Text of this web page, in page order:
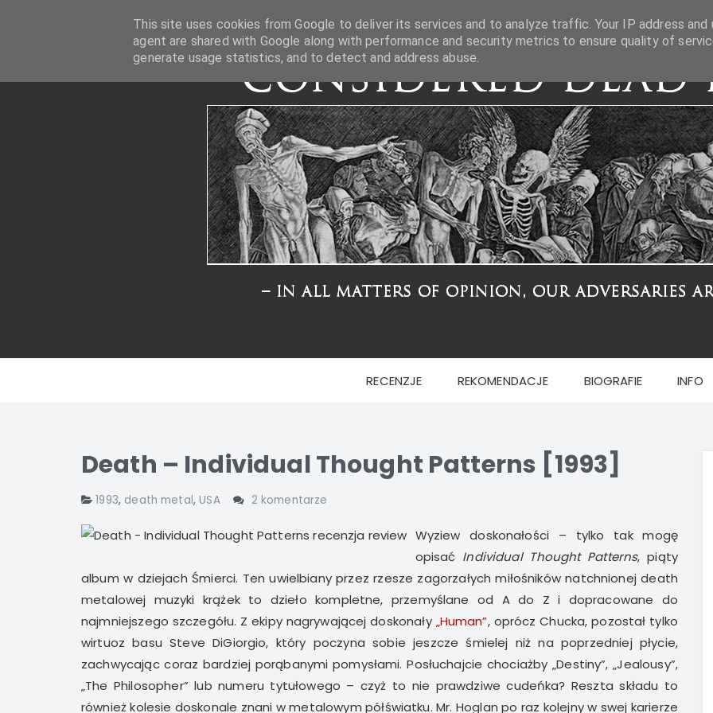
RECENZJE REKOMENDACJE BIOGRAFIE INFO
Death – Individual Thought Patterns [1993]
1993, death metal, USA 2 komentarze
Wyziew doskonałości – tylko tak mogę
opisać Individual Thought Patterns, piąty
album w dziejach Śmierci. Ten uwielbiany przez rzesze zagorzałych miłośników natchnionej death
metalowej muzyki krążek to dzieło kompletne, przemyślane od A do Z i dopracowane do
najmniejszego szczegółu. Z ekipy nagrywającej doskonały „Human”, oprócz Chucka, pozostał tylko
wirtuoz basu Steve DiGiorgio, który poczyna sobie jeszcze śmielej niż na poprzedniej płycie,
zachwycając coraz bardziej porąbanymi pomysłami. Posłuchajcie chociażby „Destiny”, „Jealousy”,
„The Philosopher” lub numeru tytułowego – czyż to nie prawdziwe cudeńka? Reszta składu to
również kolesie doskonale znani w metalowym półświatku. Mr. Hoglan po raz kolejny w swej karierze
This site uses cookies from Google to deliver its services and to analyze traffic. Your IP address and
agent are shared with Google along with performance and security metrics to ensure quality of
generate usage statistics, and to detect and address abuse.